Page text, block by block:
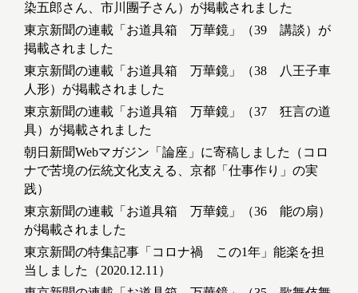
染五郎さん、市川團子さん）が掲載されました
東京新聞の連載「お道具箱 万華鏡」（39 講談）が
掲載されました
東京新聞の連載「お道具箱 万華鏡」（38 八王子車
人形）が掲載されました
東京新聞の連載「お道具箱 万華鏡」（37 狂言の道
具）が掲載されました
朝日新聞Webマガジン「論座」に寄稿しました（コロ
ナで苦境の伝統文化支える、京都「仕事作り」の実
践）
東京新聞の連載「お道具箱 万華鏡」（36 能の扇）
が掲載されました
東京新聞の特集記事「コロナ禍 この1年」能楽を担
当しました（2020.12.11）